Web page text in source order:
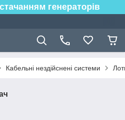
генераторів
Кабельні нездійснені системи